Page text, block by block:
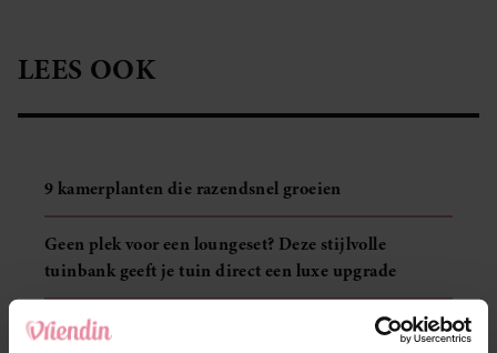
LEES OOK
9 kamerplanten die razendsnel groeien
Geen plek voor een loungeset? Deze stijlvolle
tuinbank geeft je tuin direct een luxe upgrade